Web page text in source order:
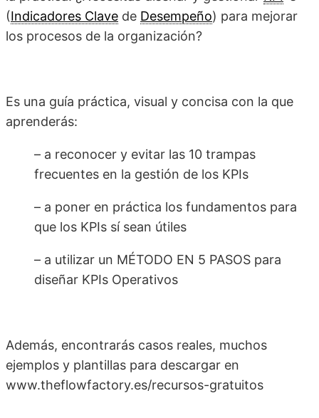
(Indicadores Clave de Desempeño) para mejorar
los procesos de la organización?
Es una guía práctica, visual y concisa con la que
aprenderás:
– a reconocer y evitar las 10 trampas
frecuentes en la gestión de los KPIs
– a poner en práctica los fundamentos para
que los KPIs sí sean útiles
– a utilizar un MÉTODO EN 5 PASOS para
diseñar KPIs Operativos
Además, encontrarás casos reales, muchos
ejemplos y plantillas para descargar en
www.theflowfactory.es/recursos-gratuitos